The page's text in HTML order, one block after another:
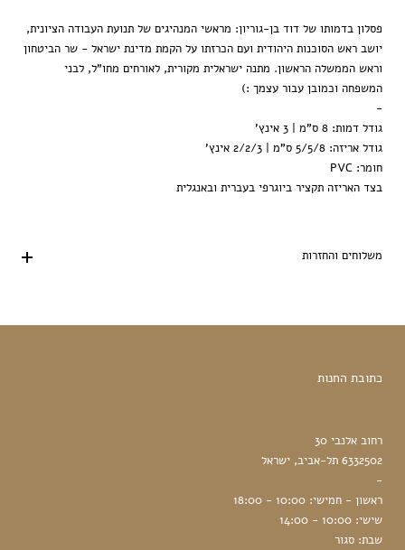
פסלון בדמותו של דוד בן-גוריון: מראשי המנהיגים של תנועת העבודה הציונית,
יושב ראש הסוכנות היהודית ועם הכרזתו על הקמת מדינת ישראל - שר הביטחון
וראש הממשלה הראשון. מתנה ישראלית מקורית, לאורחים מחו"ל, לבני
המשפחה וכמובן עבור עצמך :)
-
גודל דמות: 8 ס"מ | 3 אינץ'
גודל אריזה: 5/5/8 ס"מ | 2/2/3 אינץ'
חומר: PVC
בצד האריזה תקציר ביוגרפי בעברית ובאנגלית
משלוחים והחזרות
כתובת החנות
רחוב אלנבי 30
6332502 תל-אביב, ישראל
-
ראשון - חמישי: 10:00 - 18:00
שישי: 10:00 - 14:00
שבת: סגור